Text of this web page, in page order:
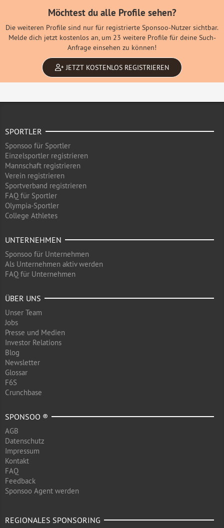
Möchtest du alle Profile sehen?
Die weiteren Profile sind nur für registrierte Sponsoo-Nutzer sichtbar.
Melde dich jetzt kostenlos an, um 23 weitere Profile für deine Such-
Anfrage einsehen zu können!
JETZT KOSTENLOS REGISTRIEREN
SPORTLER
Sponsoo für Sportler
Einzelsportler registrieren
Mannschaft registrieren
Verein registrieren
Sportverband registrieren
FAQ für Sportler
Olympia-Sportler
College Athletes
UNTERNEHMEN
Sponsoo für Unternehmen
Als Unternehmen aktiv werden
FAQ für Unternehmen
ÜBER UNS
Unser Team
Jobs
Presse und Medien
Investor Relations
Blog
Newsletter
Glossar
F6S
Crunchbase
SPONSOO ®
AGB
Datenschutz
Impressum
Kontakt
FAQ
Feedback
Sponsoo Agent werden
REGIONALES SPONSORING